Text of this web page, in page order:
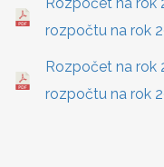
rozpočtu na rok
Rozpočet na rok
rozpočtu na rok